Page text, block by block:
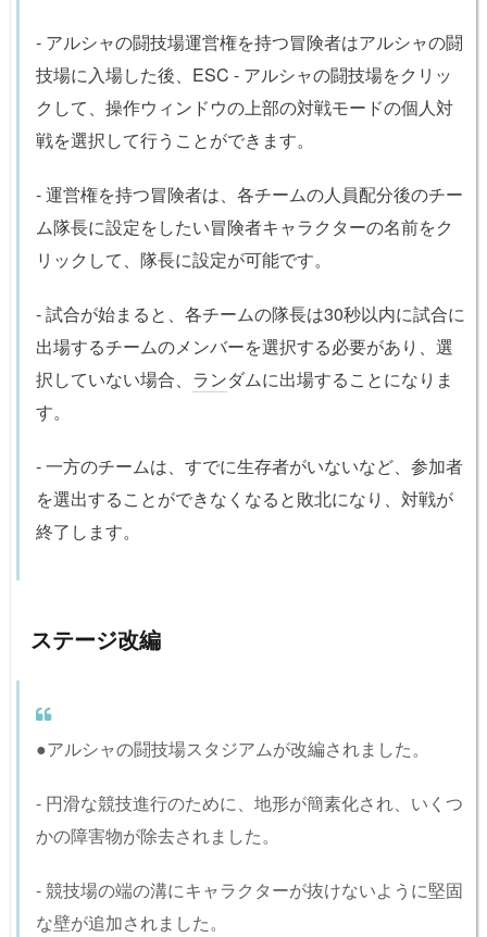
- アルシャの闘技場運営権を持つ冒険者はアルシャの闘
技場に入場した後、ESC - アルシャの闘技場をクリッ
クして、操作ウィンドウの上部の対戦モードの個人対
戦を選択して行うことができます。
- 運営権を持つ冒険者は、各チームの人員配分後のチー
ム隊長に設定をしたい冒険者キャラクターの名前をク
リックして、隊長に設定が可能です。
- 試合が始まると、各チームの隊長は30秒以内に試合に
出場するチームのメンバーを選択する必要があり、選
択していない場合、 ランダムに出場することになりま
す。
- 一方のチームは、すでに生存者がいないなど、参加者
を選出することができなくなると敗北になり、対戦が
終了します。
ステージ改編
●アルシャの闘技場スタジアムが改編されました。
- 円滑な競技進行のために、地形が簡素化され、いくつ
かの障害物が除去されました。
- 競技場の端の溝にキャラクターが抜けないように堅固
な壁が追加されました。